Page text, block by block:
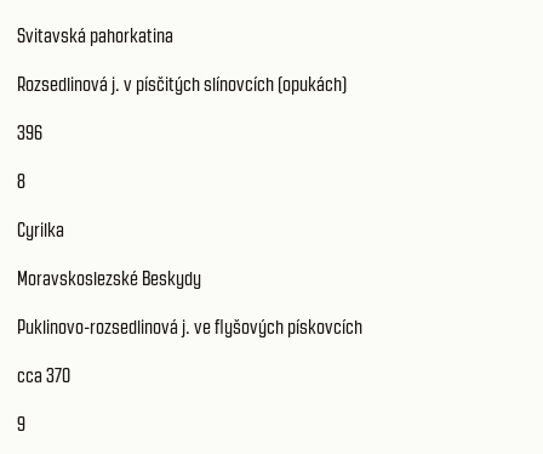
Svitavská pahorkatina
Rozsedlinová j. v písčitých slínovcích (opukách)
396
8
Cyrilka
Moravskoslezské Beskydy
Puklinovo-rozsedlinová j. ve flyšových pískovcích
cca 370
9